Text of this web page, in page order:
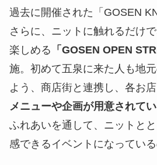
過去に開催された「GOSEN
さらに、ニットに触れるだけ
楽しめる 「GOSEN OPEN
施。初めて五泉に来た人も地
よう、商店街と連携し、各お
メニューや企画が用意されて
ふれあいを通して、ニットと
感できるイベントになっている